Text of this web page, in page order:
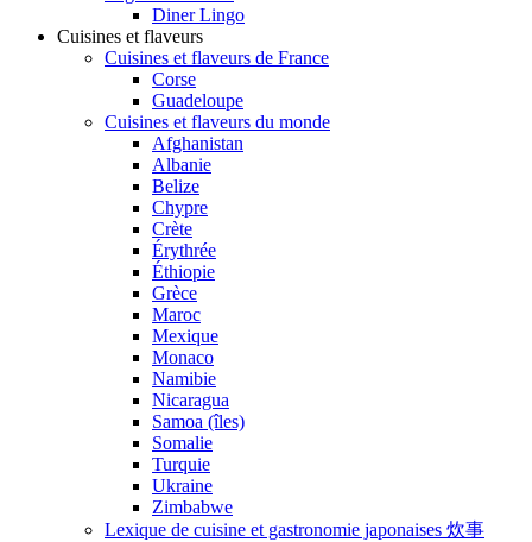
Diner Lingo
Cuisines et flaveurs
Cuisines et flaveurs de France
Corse
Guadeloupe
Cuisines et flaveurs du monde
Afghanistan
Albanie
Belize
Chypre
Crète
Érythrée
Éthiopie
Grèce
Maroc
Mexique
Monaco
Namibie
Nicaragua
Samoa (îles)
Somalie
Turquie
Ukraine
Zimbabwe
Lexique de cuisine et gastronomie japonaises 炊事